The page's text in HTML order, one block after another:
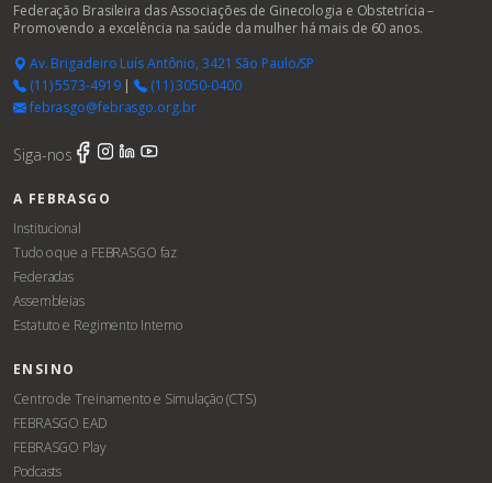
Federação Brasileira das Associações de Ginecologia e Obstetrícia –
Promovendo a excelência na saúde da mulher há mais de 60 anos.
Av. Brigadeiro Luís Antônio, 3421 São Paulo/SP
(11) 5573-4919|
(11) 3050-0400
febrasgo@febrasgo.org.br
Siga-nos
A FEBRASGO
Institucional
Tudo o que a FEBRASGO faz
Federadas
Assembleias
Estatuto e Regimento Interno
ENSINO
Centro de Treinamento e Simulação (CTS)
FEBRASGO EAD
FEBRASGO Play
Podcasts